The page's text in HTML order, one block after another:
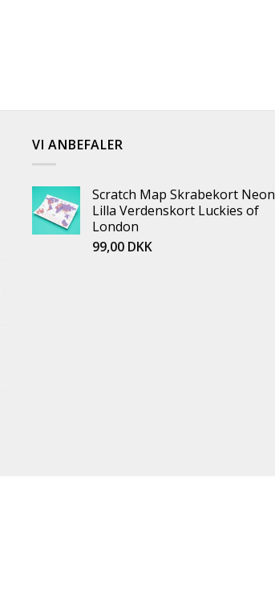
VI ANBEFALER
Scratch Map Skrabekort Neon
Lilla Verdenskort Luckies of
London
99,00 DKK